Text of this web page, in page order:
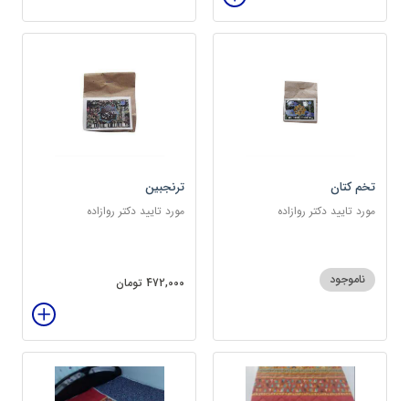
تخم کتان
مورد تایید دکتر روازاده
ناموجود
ترنجبین
مورد تایید دکتر روازاده
472,000 تومان